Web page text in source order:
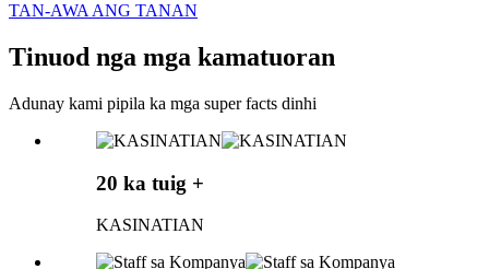
TAN-AWA ANG TANAN
Tinuod nga mga kamatuoran
Adunay kami pipila ka mga super facts dinhi
20 ka tuig +
KASINATIAN